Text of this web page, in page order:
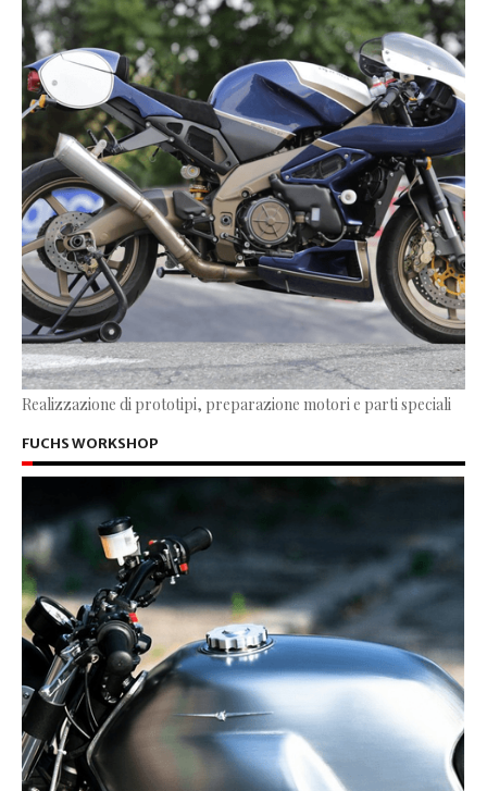
Realizzazione di prototipi, preparazione motori e parti speciali
FUCHS WORKSHOP